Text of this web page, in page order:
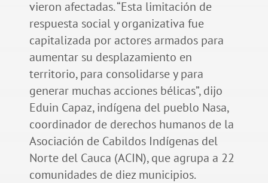
vieron afectadas. “Esta limitación de
respuesta social y organizativa fue
capitalizada por actores armados para
aumentar su desplazamiento en
territorio, para consolidarse y para
generar muchas acciones bélicas”, dijo
Eduin Capaz, indígena del pueblo Nasa,
coordinador de derechos humanos de la
Asociación de Cabildos Indígenas del
Norte del Cauca (ACIN), que agrupa a 22
comunidades de diez municipios.